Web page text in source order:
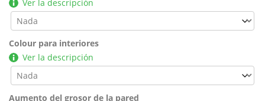
Ver la descripción
Colour para interiores
Ver la descripción
Aumento del grosor de la pared